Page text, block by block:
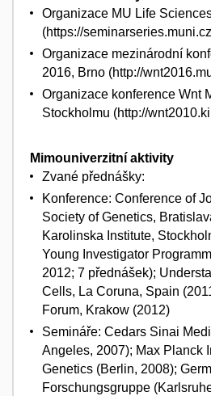
Organizace MU Life
(https://
Organizace mezinárodní
2016, Brno (http://
Organizace konference Wnt
Stockholmu (http://
Mimouniverzitní aktivity
Zvané přednášky:
Konference: Conference of
Society of Genetics,
Karolinska Institute,
Young Investigator
2012; 7 přednášek);
Cells, La Coruna, Spain
Forum, Krakow (2012)
Semináře: Cedars Sinai
Angeles, 2007); Max Planck
Genetics (Berlin, 2008);
Forschungsgruppe